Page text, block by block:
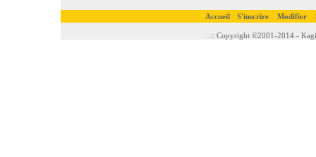
Accueil S'inscrire Modifier
..:: Copyright ©2001-2014 -